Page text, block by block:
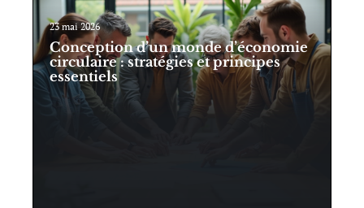
23 mai 2026
Conception d’un monde d’économie
circulaire : stratégies et principes
essentiels